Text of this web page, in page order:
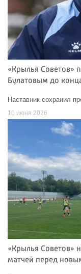
«Крылья Советов»
Булатовым до
Наставник сохранил
10 июня 2026
«Крылья Советов»
матчей перед